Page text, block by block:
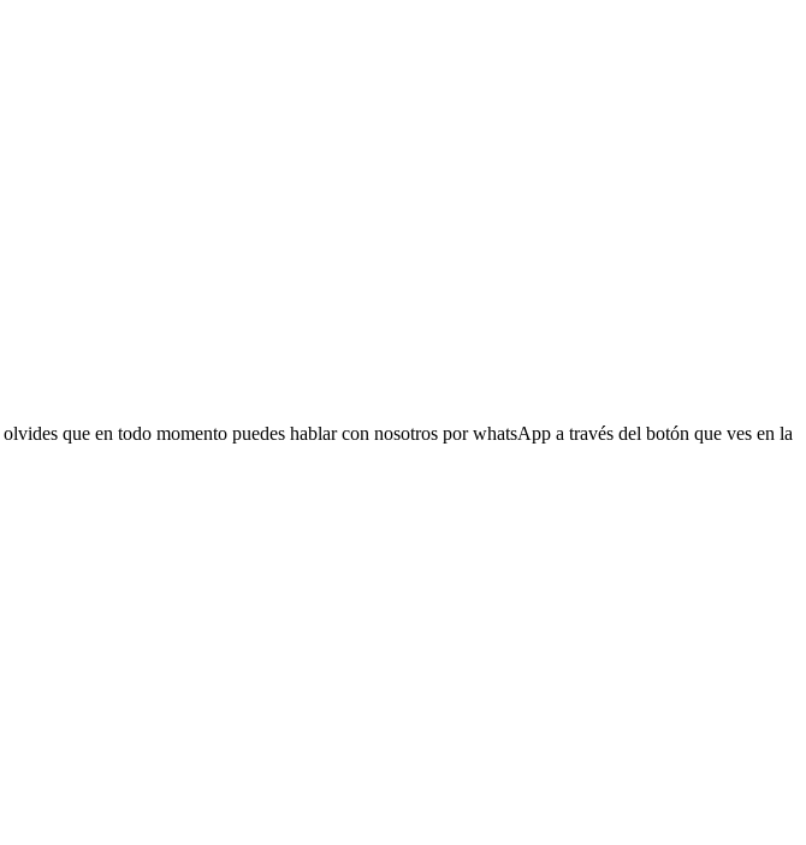
que en todo momento puedes hablar con nosotros por whatsApp a través del botón que ves en la